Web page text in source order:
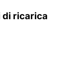
di ricarica